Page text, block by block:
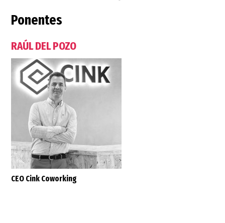
Ponentes
RAÚL DEL POZO
CEO Cink Coworking